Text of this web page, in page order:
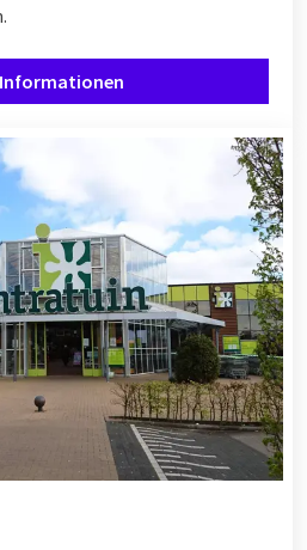
Informationen